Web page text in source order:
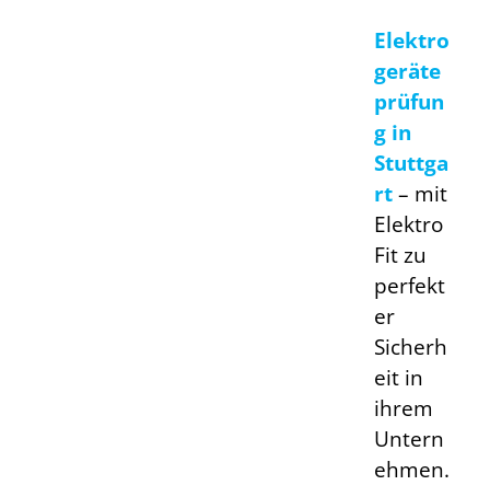
Elektro
geräte
prüfun
g in
Stuttga
rt– mit
Elektro
Fit zu
perfekt
er
Sicherh
eit in
ihrem
Untern
ehmen.